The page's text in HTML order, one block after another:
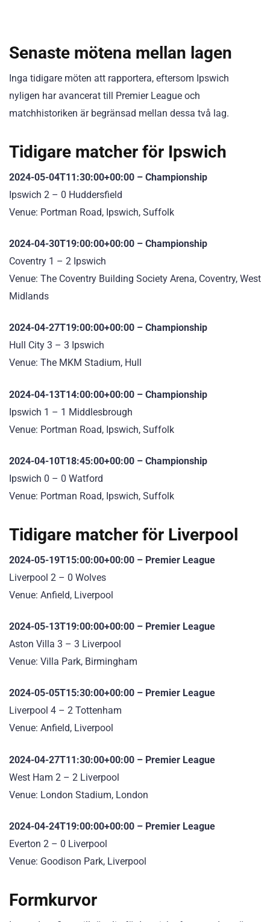
Senaste mötena mellan lagen
Inga tidigare möten att rapportera, eftersom Ipswich
nyligen har avancerat till Premier League och
matchhistoriken är begränsad mellan dessa två lag.
Tidigare matcher för Ipswich
2024-05-04T11:30:00+00:00 – Championship
Ipswich 2 – 0 Huddersfield
Venue: Portman Road, Ipswich, Suffolk
2024-04-30T19:00:00+00:00 – Championship
Coventry 1 – 2 Ipswich
Venue: The Coventry Building Society Arena, Coventry, West
Midlands
2024-04-27T19:00:00+00:00 – Championship
Hull City 3 – 3 Ipswich
Venue: The MKM Stadium, Hull
2024-04-13T14:00:00+00:00 – Championship
Ipswich 1 – 1 Middlesbrough
Venue: Portman Road, Ipswich, Suffolk
2024-04-10T18:45:00+00:00 – Championship
Ipswich 0 – 0 Watford
Venue: Portman Road, Ipswich, Suffolk
Tidigare matcher för Liverpool
2024-05-19T15:00:00+00:00 – Premier League
Liverpool 2 – 0 Wolves
Venue: Anfield, Liverpool
2024-05-13T19:00:00+00:00 – Premier League
Aston Villa 3 – 3 Liverpool
Venue: Villa Park, Birmingham
2024-05-05T15:30:00+00:00 – Premier League
Liverpool 4 – 2 Tottenham
Venue: Anfield, Liverpool
2024-04-27T11:30:00+00:00 – Premier League
West Ham 2 – 2 Liverpool
Venue: London Stadium, London
2024-04-24T19:00:00+00:00 – Premier League
Everton 2 – 0 Liverpool
Venue: Goodison Park, Liverpool
Formkurvor